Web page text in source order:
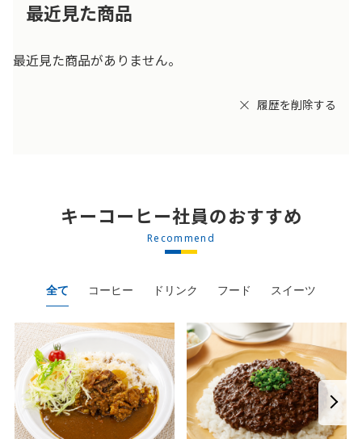
最近見た商品
最近見た商品がありません。
履歴を削除する
キーコーヒー社員のおすすめ
Recommend
全て コーヒー ドリンク フード スイーツ